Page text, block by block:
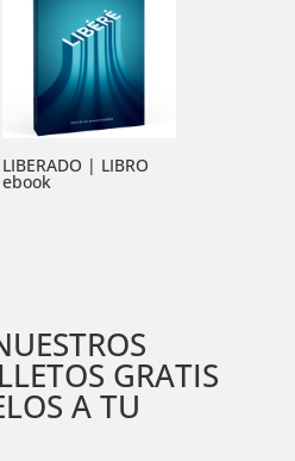
LIBERADO | LIBRO
ebook
GRATIS
A TU